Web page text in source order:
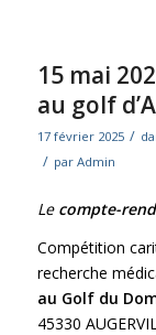
15 mai
au golf
17 février 2025 /
/ par Admin
Le compte-
Compétition
recherche
au Golf du
45330